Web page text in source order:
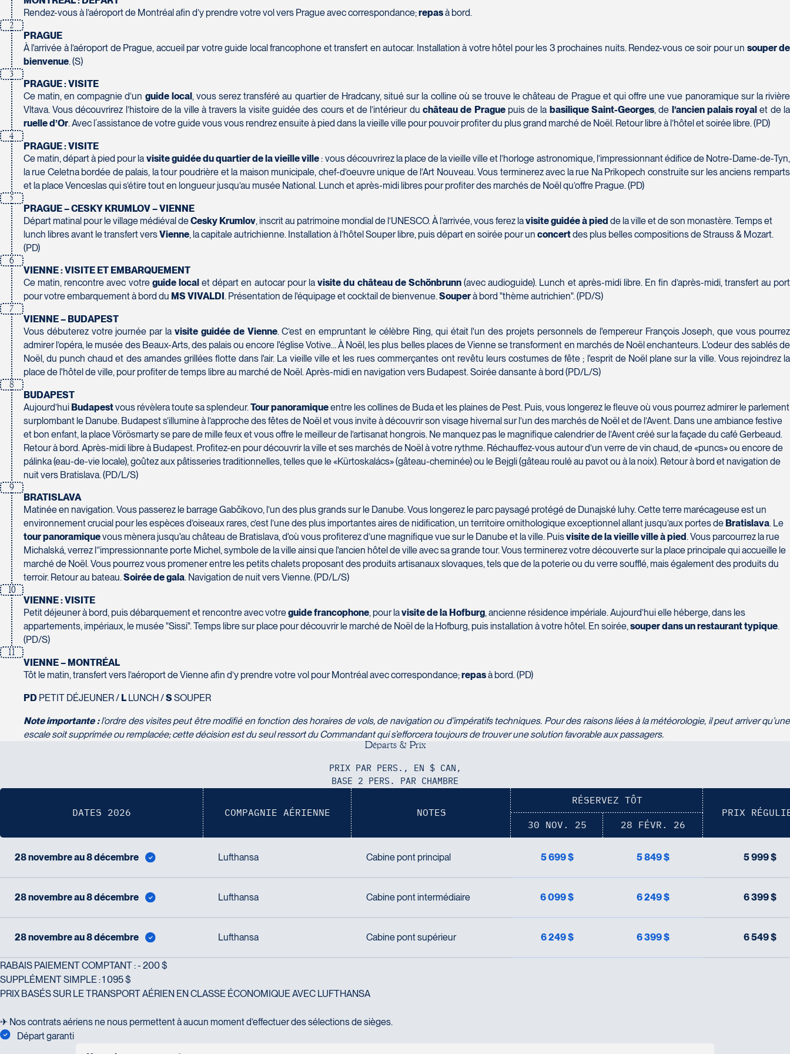
Rendez-vous à l’aéroport de Montréal afin d’y prendre votre vol vers Prague avec correspondance;repasà bord.
2
PRAGUE
À l'arrivée à l’aéroport de Prague, accueil par votre guide local francophone et transfert en autocar. Installation à votre hôtel pour les 3 prochaines nuits. Rendez-vous ce soir pour un souper de
bienvenue. (S)
3
PRAGUE : VISITE
Ce matin, en compagnie d’un guide local , vous serez transféré au quartier de Hradcany, situé sur la colline où se trouve le château de Prague et qui offre une vue panoramique sur la rivière
Vltava. Vous découvrirez l’histoire de la ville à travers la visite guidée des cours et de l’intérieur du château de Praguepuis de la basilique Saint-Georges, de l’ancien palais royal et de la
ruelle d’Or. Avec l´assistance de votre guide vous vous rendrez ensuite à pied dans la vieille ville pour pouvoir profiter du plus grand marché de Noël. Retour libre à l’hôtel et soirée libre. (PD)
4
PRAGUE : VISITE
Ce matin, départ à pied pour la visite guidée du quartier de la vieille ville: vous découvrirez la place de la vieille ville et l’horloge astronomique, l’impressionnant édifice de Notre-Dame-de-Tyn,
la rue Celetna bordée de palais, la tour poudrière et la maison municipale, chef-d’oeuvre unique de l’Art Nouveau. Vous terminerez avec la rue Na Prikopech construite sur les anciens remparts
et la place Venceslas qui s’étire tout en longueur jusqu’au musée National. Lunch et après-midi libres pour profiter des marchés de Noël qu’offre Prague. (PD)
5
PRAGUE – CESKY KRUMLOV – VIENNE
Départ matinal pour le village médiéval deCesky Krumlov, inscrit au patrimoine mondial de l’UNESCO. À l’arrivée, vous ferez lavisite guidée à pied de la ville et de son monastère. Temps et
lunch libres avant le transfert versVienne, la capitale autrichienne. Installation à l’hôtel Souper libre, puis départ en soirée pour un concertdes plus belles compositions de Strauss & Mozart.
(PD)
6
VIENNE : VISITE ET EMBARQUEMENT
Ce matin, rencontre avec votre guide local et départ en autocar pour lavisite du château de Schönbrunn(avec audioguide). Lunch et après-midi libre. En fin d’après-midi, transfert au port
pour votre embarquement à bord du MS VIVALDI . Présentation de l'équipage et cocktail de bienvenue.Souperà bord "thème autrichien". (PD/S)
7
VIENNE – BUDAPEST
Vous débuterez votre journée par la visite guidée de Vienne. C’est en empruntant le célèbre Ring, qui était l'un des projets personnels de l'empereur François Joseph, que vous pourrez
admirer l’opéra, le musée des Beaux-Arts, des palais ou encore l'église Votive… À Noël, les plus belles places de Vienne se transforment en marchés de Noël enchanteurs. L'odeur des sablés de
Noël, du punch chaud et des amandes grillées flotte dans l'air. La vieille ville et les rues commerçantes ont revêtu leurs costumes de fête ; l'esprit de Noël plane sur la ville. Vous rejoindrez la
place de l'hôtel de ville, pour profiter de temps libre au marché de Noël. Après-midi en navigation vers Budapest. Soirée dansante à bord (PD/L/S)
8
BUDAPEST
Aujourd’hui Budapestvous révèlera toute sa splendeur. Tour panoramiqueentre les collines de Buda et les plaines de Pest. Puis, vous longerez le fleuve où vous pourrez admirer le parlement
surplombant le Danube. Budapest s’illumine à l’approche des fêtes de Noël et vous invite à découvrir son visage hivernal sur l’un des marchés de Noël et de l’Avent. Dans une ambiance festive
et bon enfant, la place Vörösmarty se pare de mille feux et vous offre le meilleur de l’artisanat hongrois. Ne manquez pas le magnifique calendrier de l’Avent créé sur la façade du café Gerbeaud.
Retour à bord. Après-midi libre à Budapest. Profitez-en pour découvrir la ville et ses marchés de Noël à votre rythme. Réchauffez-vous autour d’un verre de vin chaud, de «puncs» ou encore de
pálinka (eau-de-vie locale), goûtez aux pâtisseries traditionnelles, telles que le «Kürtoskalács» (gâteau-cheminée) ou le Bejgli (gâteau roulé au pavot ou à la noix). Retour à bord et navigation de
nuit vers Bratislava. (PD/L/S)
9
BRATISLAVA
Matinée en navigation. Vous passerez le barrage Gabčíkovo, l’un des plus grands sur le Danube. Vous longerez le parc paysagé protégé de Dunajské luhy. Cette terre marécageuse est un
environnement crucial pour les espèces d’oiseaux rares, c’est l’une des plus importantes aires de nidification, un territoire ornithologique exceptionnel allant jusqu’aux portes de Bratislava. Le
tour panoramiquevous mènera jusqu'au château de Bratislava, d'où vous profiterez d’une magnifique vue sur le Danube et la ville. Puisvisite de la vieille ville à pied. Vous parcourrez la rue
Michalská, verrez l’'impressionnante porte Michel, symbole de la ville ainsi que l'ancien hôtel de ville avec sa grande tour. Vous terminerez votre découverte sur la place principale qui accueille le
marché de Noël. Vous pourrez vous promener entre les petits chalets proposant des produits artisanaux slovaques, tels que de la poterie ou du verre soufflé, mais également des produits du
terroir. Retour au bateau.Soirée de gala. Navigation de nuit vers Vienne. (PD/L/S)
10
VIENNE : VISITE
Petit déjeuner à bord, puis débarquement et rencontre avec votreguide francophone, pour lavisite de la Hofburg, ancienne résidence impériale. Aujourd’hui elle héberge, dans les
appartements, impériaux, le musée "Sissi". Temps libre sur place pour découvrir le marché de Noël de la Hofburg, puis installation à votre hôtel. En soirée,souperdans un restaurant typique.
(PD/S)
11
VIENNE – MONTRÉAL
Tôt le matin, transfert vers l’aéroport de Vienne afin d’y prendre votre vol pour Montréal avec correspondance;repasà bord. (PD)
PDPETIT DÉJEUNER / LLUNCH /S SOUPER
Note importante : l’ordre des visites peut être modifié en fonction des horaires de vols, de navigation ou d’impératifs techniques. Pour des raisons liées à la météorologie, il peut arriver qu’une
escale soit supprimée ou remplacée; cette décision est du seul ressort du Commandant qui s’efforcera toujours de trouver une solution favorable aux passagers.
Départs & Prix
PRIX PAR PERS., EN $ CAN,
BASE 2 PERS. PAR CHAMBRE
DATES 2026 COMPAGNIE AÉRIENNE NOTES
RÉSERVEZ TÔT
PRIX
30 NOV. 25
28 FÉVR. 26
28 novembre au 8 décembre Lufthansa Cabine pont principal 5 699 $ 5 849 $ 5 999 $
28 novembre au 8 décembre Lufthansa Cabine pont intermédiaire 6 099 $ 6 249 $ 6 399 $
28 novembre au 8 décembre Lufthansa Cabine pont supérieur 6 249 $ 6 399 $ 6 549 $
RABAIS PAIEMENT COMPTANT : - 200 $
SUPPLÉMENT SIMPLE : 1 095 $
PRIX BASÉS SUR LE TRANSPORT AÉRIEN EN CLASSE ÉCONOMIQUE AVEC LUFTHANSA
✈ Nos contrats aériens ne nous permettent à aucun moment d’effectuer des sélections de sièges.
Départ garanti
420 Boulevard Manseau
J6E 3E1
Tél :
450-755-5557 / 1-877-751-5557
Voyages Terre et Monde
1460 Chemin Gascon
J6X 2Z5
Tél :450-964-3574
939 Boulevard Albiny-Paquette
Mont-Laurier
Tél :819-623-2511 / 1-866-385-2511
Tél :450-688-6211 / 1-888-682-8616
Club Voyages Orientation
1001 Boulevard de Montarville - local 39
Boucherville
Tél :450-655-1855 / 1-866-655-5736
Club Voyages Princesse
686 rue Principale
Granby
J2G 2Y4
Voyages Action
230 Boulevard Sir-Wilfrid-Laurier
Beloeil
J3G 4G7
Voyages Boislard Poirier
2840 Boulevard Laframboise
Saint-Hyacinthe
J2S 4Z1
Tél :450-774-6436 / 1-800-561-2967
Voyages CAA Brossard
Brossard
J4Y 0G4
Tél :450-465-0620 / 1-844-869-2439
Voyages Granby
157 rue Principale
Granby
J2G 2V5
Tél :450-372-3624 / 1-800-361-0447
Voyages Jean-Pierre
2152 Boulevard Lapinière - Suite 104
Brossard
J4W 1L9
1000 Boulevard Monseigneur Langlois - Local 150
J6S 0J7
Tél :450-373-1475
Saint-Bruno-de-Montarville
Tél :450-441-1220 / 1-833-487-9323
Tél :819-778-2225 / 1-844-869-2439
Sainte-Foy
Tél :418-653-6221
La Forfaiterie Voyages
5401 Boulevard Des Galeries - Local 104 (porte H)
Québec
Tél :418-652-2400 / 1-888-848-1518
3229 Chemin des Quatre-Bourgeois - Suite 120QuébecG1W 0C1
Tél : 418-977-4080 / 1-877-977-4080
Voyages CAA Place de la Cité
2600 Boulevard Laurier #133, Place de la Cité
G1V 4T3
Tél : 418-653-9200 / 1-844-869-2439
Voyages CAA Québec
500 rue Bouvier - Suite 202
Québec
G2J 1E3
Tél :418-624-8222 / 1-844-869-2439
Voyages Émotions
2 rue Pleau
Pont-Rouge
G3H 2G2
Tél :418-873-4515
Voyages Laurier du Vallon - Siège social
2700 Boulevard Laurier - Édifice Champlain, bureau 5000
Québec
Tél :418-653-1882 / 1-800-640-1882
Voyages Paradis
2500 rue Beaurevoir, local 340
Québec
Voyages Thomassin St-Hilaire
Québec
G1Y 0A1
Tél :418-948-8488
Voyages Carpe Diem
Chicoutimi
G7J 3Y2
Tél :418-543-0277